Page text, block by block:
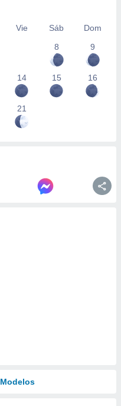
Vie Sáb
Dom
8
9
14 15 16
21
Modelos